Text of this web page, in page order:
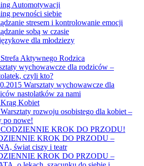
Automotywacji
pewności siebie
stresem i kontrolowanie emocji
sobą w czasie
dla młodziezy
Aktywnego Rodzica
wychowawcze dla rodziców –
czyli kto?
Warsztaty wychowawcze dla
nastolatków za nami
Kobiet
rozwoju osobistego dla kobiet –
po nowe!
CODZIENNIE KROK DO PRZODU!
KROK DO PRZODU –
świat ciszy i teatr
KROK DO PRZODU –